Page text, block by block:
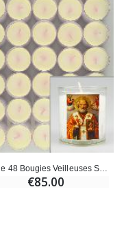
Lot de 48 Bougies Veilleuses Saint Nicolas
€85.00